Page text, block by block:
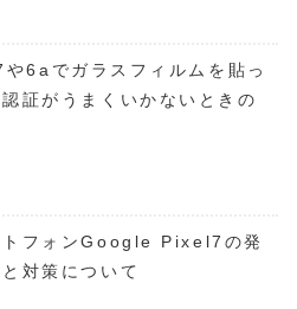
6aでガラスフィルムを貼っ
証がうまくいかないときの
トフォンGoogle Pixel7の発
対策について